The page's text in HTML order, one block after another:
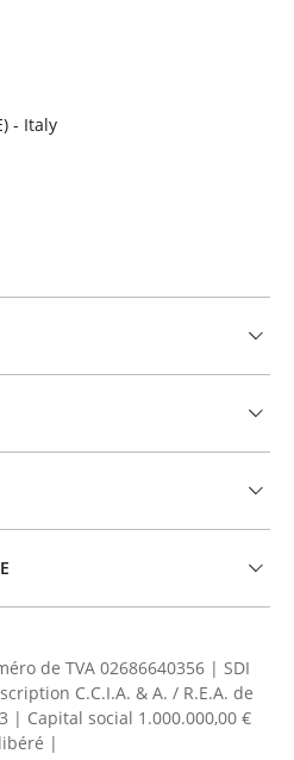
- Italy
de TVA 02686640356 | SDI
C.C.I.A. & A. / R.E.A. de
| Capital social 1.000.000,00 €
libéré |